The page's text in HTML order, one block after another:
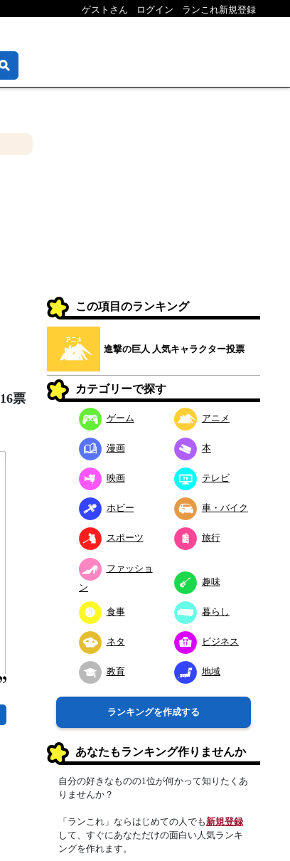
ゲストさん ログイン ランこれ新規登録
16票
この項目のランキング
進撃の巨人 人気キャラクター投票
カテゴリーで探す
ゲーム アニメ
漫画 本
映画 テレビ
ホビー 車・バイク
スポーツ 旅行
ファッショ
ン
趣味
食事 暮らし
ネタ ビジネス
教育 地域
ランキングを作成する
あなたもランキング作りませんか
自分の好きなものの1位が何かって知りたくあ
りませんか？
「ランこれ」ならはじめての人でも新規登録
して、すぐにあなただけの面白い人気ランキ
ングを作れます。